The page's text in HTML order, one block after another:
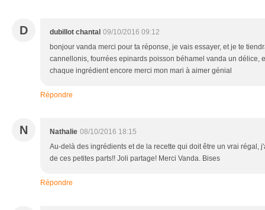
D dubillot chantal 09/10/2016 09:12
bonjour vanda merci pour ta réponse, je vais essayer, et je te
cannellonis, fourrées epinards poisson béhamel vanda un délice,
chaque ingrédient encore merci mon mari à aimer génial
Répondre
N Nathalie 08/10/2016 18:15
Au-delà des ingrédients et de la recette qui doit être un vrai régal,
de ces petites parts!! Joli partage! Merci Vanda. Bises
Répondre